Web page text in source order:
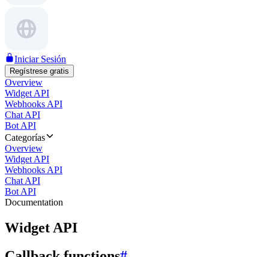
Iniciar Sesión
Regístrese gratis
Overview
Widget API
Webhooks API
Chat API
Bot API
Categorías
Overview
Widget API
Webhooks API
Chat API
Bot API
Documentation
Widget API